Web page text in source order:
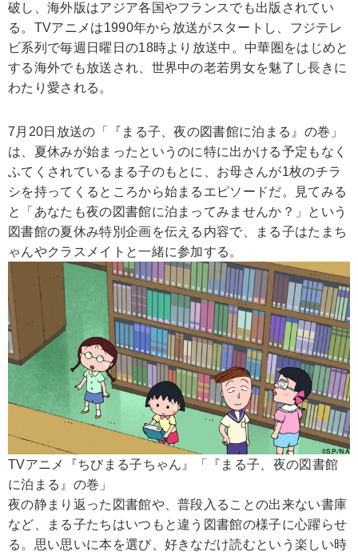
破し、海外版はアジア各国やフランスでも出版されてい
る。TVアニメは1990年から放送がスタートし、フジテレ
ビ系列で毎週日曜日の18時より放送中。中華圏をはじめと
する海外でも放送され、世界中の老若男女を魅了し長きに
わたり愛される。
7月20日放送の「『まる子、夜の図書館に泊まる』の巻」
は、夏休みが始まったというのに特に出かける予定もなく
ふてくされているまる子のもとに、お母さんが1枚のチラ
シを持ってくるところから始まるエピソードだ。見てみる
と「あなたも夜の図書館に泊まってみませんか？」という
図書館の夏休み特別企画を伝える内容で、まる子はたまち
ゃんやクラスメイトと一緒に参加する。
TVアニメ『ちびまる子ちゃん』「『まる子、夜の図書館
に泊まる』の巻」
夜の静まり返った図書館や、普段入ることの出来ない書庫
など、まる子たちはいつもと違う図書館の様子に心躍らせ
る。思い思いに本を選び、好きなだけ読むという楽しい時